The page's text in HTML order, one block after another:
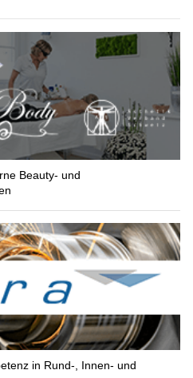
Beauty- und
in Rund-, Innen- und